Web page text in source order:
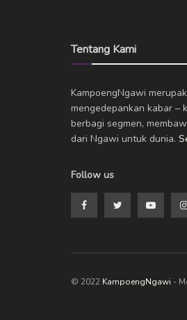
Tentang Kami
KampoengNgawi
mengedepankan kabar –
berbagi segmen,
dari Ngawi untuk dunia.
Follow us
© 2022 KampoengNgawi -